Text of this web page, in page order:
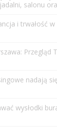
salonu
i trwałość
Przegląd
nadają
wysłodki